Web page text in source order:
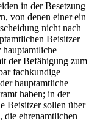
in der Besetzung
von denen einer ein
nicht nach
Beisitzer
der Befähigung zum
fachkundige
hauptamtliche
haben; in der
Beisitzer sollen über
die ehrenamtlichen